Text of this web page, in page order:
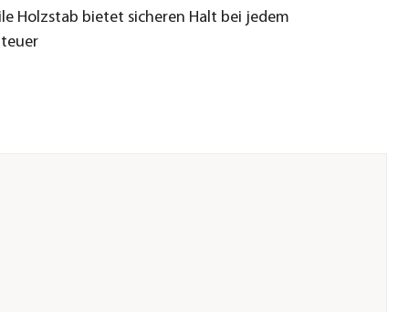
Holzstab bietet sicheren Halt bei jedem